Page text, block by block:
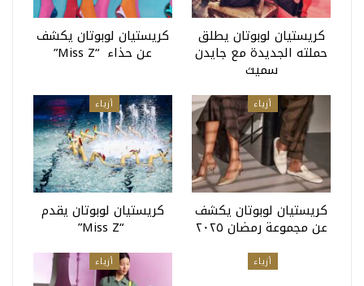
كريستيان لوبوتان يطلق
حملته الجديدة مع جايدن
سميث
كريستيان لوبوتان يكشف
عن حذاء “miss Z”
أزياء
كريستيان لوبوتان يكشف
عن مجموعة رمضان ٢٠٢٥
أزياء
كريستيان لوبوتان يقدم
“miss Z”
أزياء أزياء